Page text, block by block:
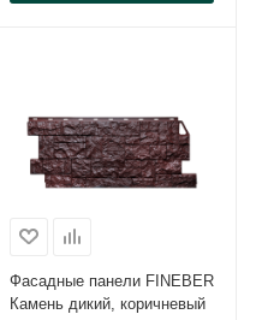
Фасадные панели FINEBER
Камень дикий, коричневый